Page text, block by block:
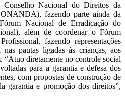
Conselho Nacional do Direitos da
fazendo parte ainda da
Nacional de Erradicação do
além de coordenar o Fórum
fazendo representações
pautas ligadas às crianças, aos
“Atuo diretamente no controle social
para a garantia e defesa dos
com propostas de construção de
garantia e promoção dos direitos”,